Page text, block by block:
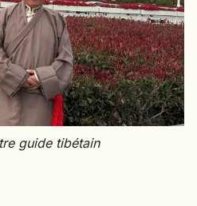
guide tibétain